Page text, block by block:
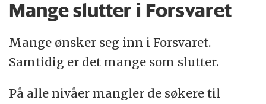
Mange slutter i Forsvaret
Mange ønsker seg inn i Forsvaret.
Samtidig er det mange som slutter.
På alle nivåer mangler de søkere til